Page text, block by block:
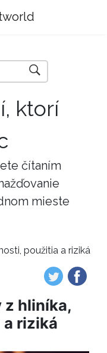
ktorí
čítaním
mieste
použitia a riziká
z hliníka,
riziká